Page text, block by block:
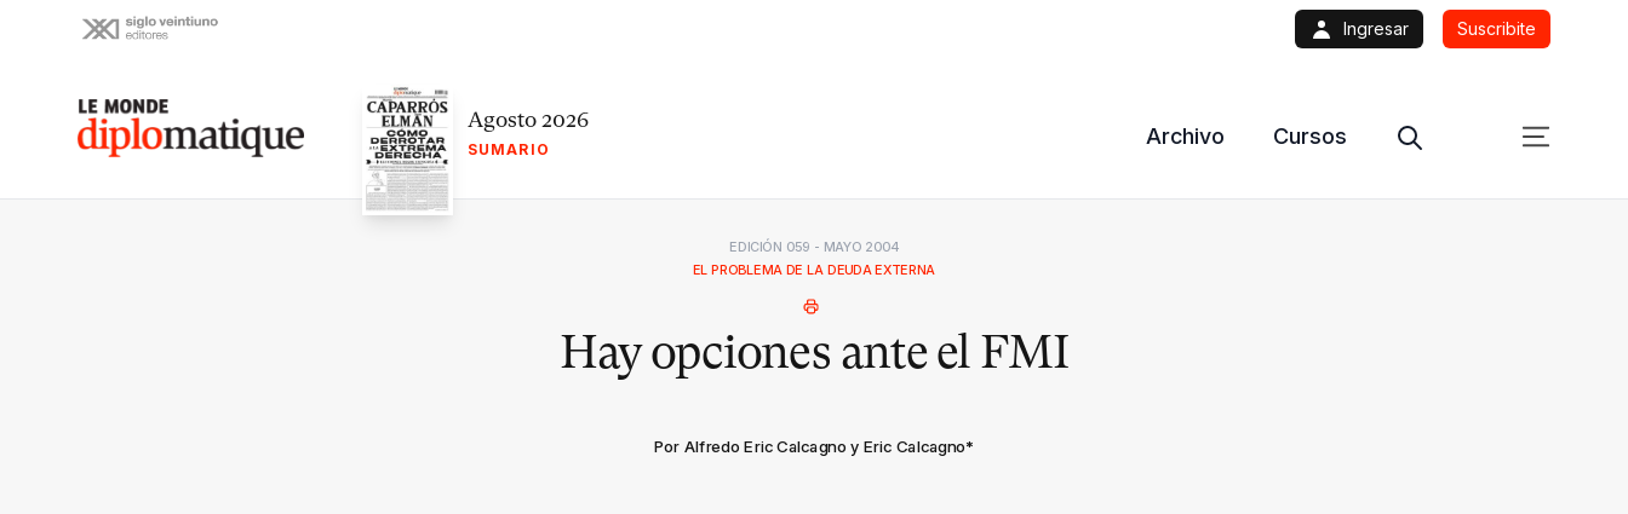
Ingresar Suscribite
Le monde diplomatique Agosto 2026
SUMARIO
Archivo Cursos
EDICIÓN 059 - MAYO 2004
EL PROBLEMA DE LA DEUDA EXTERNA
Hay opciones ante el FMI
Por Alfredo Eric Calcagno y Eric Calcagno*